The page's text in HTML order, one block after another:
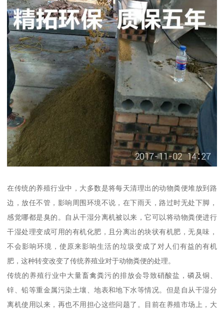
在传统的养殖行业中，大多数是将每天清理出的动物粪便堆放到路
边，放任不管，影响周围环境不说，在下雨天，路过时无处下脚，
感觉哪都是臭的。自从干湿分离机被以来，它可以将动物粪便进行
干湿处理变成可用的有机化肥，且分离出的块状有机肥，无臭味，
不会影响环境，使原来影响生活的垃圾变成了对人们有益的有机
肥，这种转变改变了传统养殖业对于动物粪便的处理。
传统的养殖行业中大量畜禽粪污的排放会导致硝酸盐，磷及铜、
锌、铅等重金属污染土壤、地表和地下水等情况。但是自从干湿分
离机使用以来，再也不用担心这些问题了。目前在养殖市场上，大